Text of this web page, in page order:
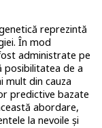
reprezintă
În mod
administrate pe
posibilitatea de a
mult din cauza
predictive bazate
abordare,
la nevoile și